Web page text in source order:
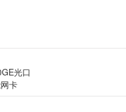
光口
卡